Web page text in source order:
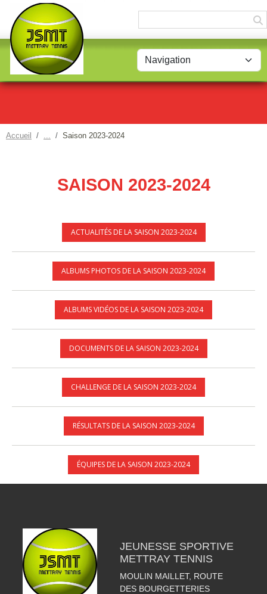
Accueil Saison 2023-2024
SAISON 2023-2024
ACTUALITÉS DE LA SAISON 2023-2024
ALBUMS PHOTOS DE LA SAISON 2023-2024
ALBUMS VIDÉOS DE LA SAISON 2023-2024
DOCUMENTS DE LA SAISON 2023-2024
CHALLENGE DE LA SAISON 2023-2024
RÉSULTATS DE LA SAISON 2023-2024
ÉQUIPES DE LA SAISON 2023-2024
JEUNESSE SPORTIVE
METTRAY TENNIS
MOULIN MAILLET, ROUTE
DES BOURGETTERIES
Panneau de gestion des cookies